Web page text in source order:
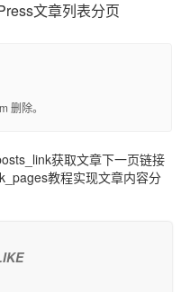
文章列表分页
删除。
获取文章下一页链接
教程实现文章内容分